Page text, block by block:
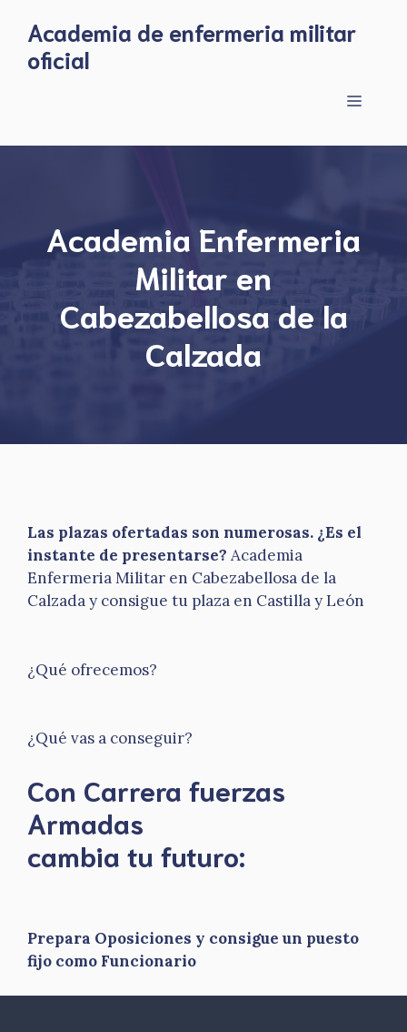
content
Academia de enfermeria militar
oficial
Menu
Academia Enfermeria
Militar en
Cabezabellosa de la
Calzada
Las plazas ofertadas son numerosas. ¿Es el
instante de presentarse? Academia
Enfermeria Militar en Cabezabellosa de la
Calzada y consigue tu plaza en Castilla y León
¿Qué ofrecemos?
¿Qué vas a conseguir?
Con Carrera fuerzas
Armadas
​cambia tu futuro:
Prepara Oposiciones y consigue un puesto
fijo como Funcionario